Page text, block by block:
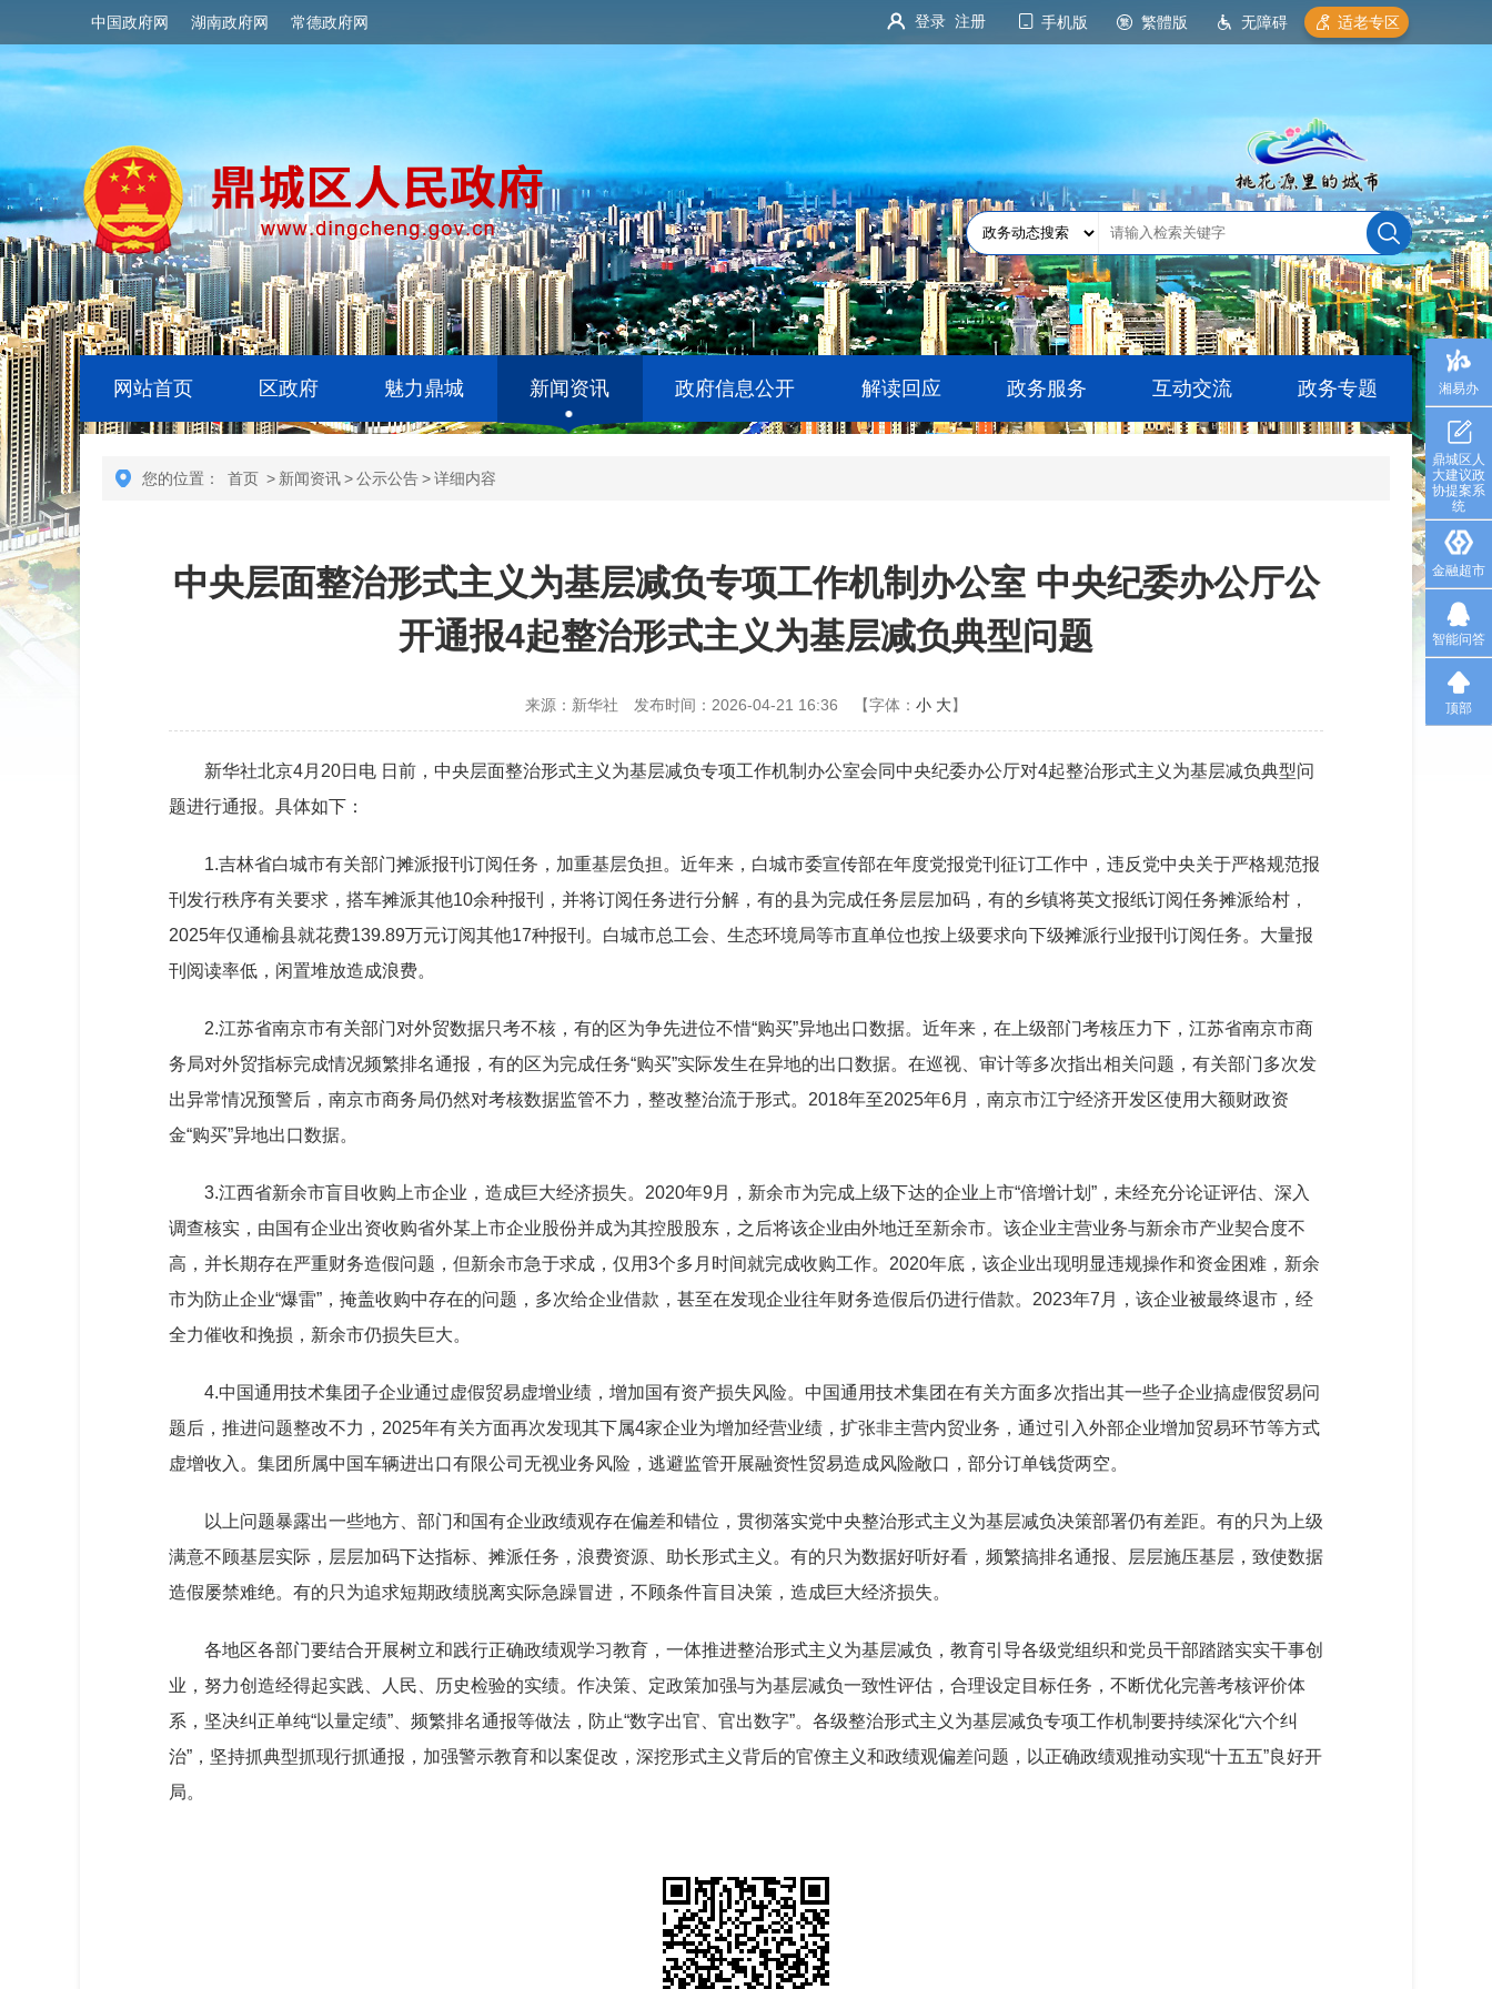
中国政府网 湖南政府网 常德政府网 登录 注册 手机版 繁體版 无障碍 适老专区
网站首页 区政府 魅力鼎城 新闻资讯 政府信息公开 解读回应 政务服务 互动交流 政务专题
您的位置： 首页 > 新闻资讯>公示公告>详细内容
中央层面整治形式主义为基层减负专项工作机制办公室 中央纪委办公厅公
开通报4起整治形式主义为基层减负典型问题
来源：新华社 发布时间：2026-04-21 16:36 【字体： 小 大】
新华社北京4月20日电 日前，中央层面整治形式主义为基层减负专项工作机制办公室会同中央纪委办公厅对4起整治形式主义为基层减负典型问
题进行通报。具体如下：
1.吉林省白城市有关部门摊派报刊订阅任务，加重基层负担。近年来，白城市委宣传部在年度党报党刊征订工作中，违反党中央关于严格规范报
刊发行秩序有关要求，搭车摊派其他10余种报刊，并将订阅任务进行分解，有的县为完成任务层层加码，有的乡镇将英文报纸订阅任务摊派给村，
2025年仅通榆县就花费139.89万元订阅其他17种报刊。白城市总工会、生态环境局等市直单位也按上级要求向下级摊派行业报刊订阅任务。大量报
刊阅读率低，闲置堆放造成浪费。
2.江苏省南京市有关部门对外贸数据只考不核，有的区为争先进位不惜“购买”异地出口数据。近年来，在上级部门考核压力下，江苏省南京市商
务局对外贸指标完成情况频繁排名通报，有的区为完成任务“购买”实际发生在异地的出口数据。在巡视、审计等多次指出相关问题，有关部门多次发
出异常情况预警后，南京市商务局仍然对考核数据监管不力，整改整治流于形式。2018年至2025年6月，南京市江宁经济开发区使用大额财政资
金“购买”异地出口数据。
3.江西省新余市盲目收购上市企业，造成巨大经济损失。2020年9月，新余市为完成上级下达的企业上市“倍增计划”，未经充分论证评估、深入
调查核实，由国有企业出资收购省外某上市企业股份并成为其控股股东，之后将该企业由外地迁至新余市。该企业主营业务与新余市产业契合度不
高，并长期存在严重财务造假问题，但新余市急于求成，仅用3个多月时间就完成收购工作。2020年底，该企业出现明显违规操作和资金困难，新余
市为防止企业“爆雷”，掩盖收购中存在的问题，多次给企业借款，甚至在发现企业往年财务造假后仍进行借款。2023年7月，该企业被最终退市，经
全力催收和挽损，新余市仍损失巨大。
4.中国通用技术集团子企业通过虚假贸易虚增业绩，增加国有资产损失风险。中国通用技术集团在有关方面多次指出其一些子企业搞虚假贸易问
题后，推进问题整改不力，2025年有关方面再次发现其下属4家企业为增加经营业绩，扩张非主营内贸业务，通过引入外部企业增加贸易环节等方式
虚增收入。集团所属中国车辆进出口有限公司无视业务风险，逃避监管开展融资性贸易造成风险敞口，部分订单钱货两空。
以上问题暴露出一些地方、部门和国有企业政绩观存在偏差和错位，贯彻落实党中央整治形式主义为基层减负决策部署仍有差距。有的只为上级
满意不顾基层实际，层层加码下达指标、摊派任务，浪费资源、助长形式主义。有的只为数据好听好看，频繁搞排名通报、层层施压基层，致使数据
造假屡禁难绝。有的只为追求短期政绩脱离实际急躁冒进，不顾条件盲目决策，造成巨大经济损失。
各地区各部门要结合开展树立和践行正确政绩观学习教育，一体推进整治形式主义为基层减负，教育引导各级党组织和党员干部踏踏实实干事创
业，努力创造经得起实践、人民、历史检验的实绩。作决策、定政策加强与为基层减负一致性评估，合理设定目标任务，不断优化完善考核评价体
系，坚决纠正单纯“以量定绩”、频繁排名通报等做法，防止“数字出官、官出数字”。各级整治形式主义为基层减负专项工作机制要持续深化“六个纠
治”，坚持抓典型抓现行抓通报，加强警示教育和以案促改，深挖形式主义背后的官僚主义和政绩观偏差问题，以正确政绩观推动实现“十五五”良好开
局。
湘易办
鼎城区人
大建议政
协提案系
统
金融超市
智能问答
顶部